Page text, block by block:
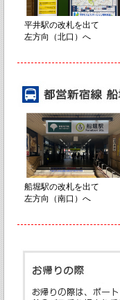
平井駅の改札を出て
左方向（北口）へ
船堀駅の改札を出て
左方向（南口）へ